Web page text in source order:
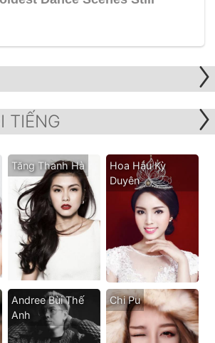
TIẾNG
Tăng Thanh Hà
Hoa Hậu Kỳ
Duyên
Andree Bùi Thế
Anh
Chi Pu